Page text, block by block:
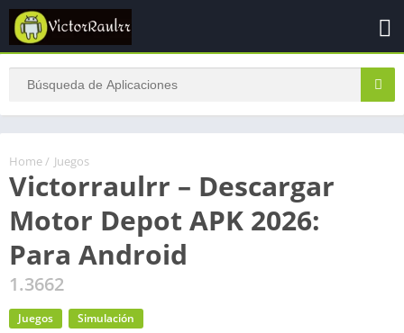
Home / Juegos
Victorraulrr – Descargar
Motor Depot APK 2026:
Para Android
1.3662
Juegos Simulación